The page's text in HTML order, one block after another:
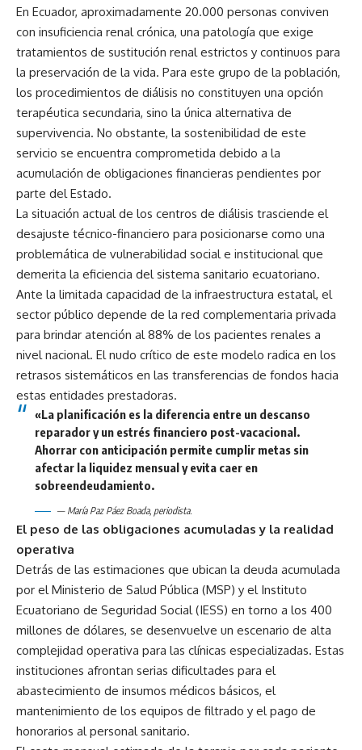
En Ecuador, aproximadamente 20.000 personas conviven
con insuficiencia renal crónica, una patología que exige
tratamientos de sustitución renal estrictos y continuos para
la preservación de la vida. Para este grupo de la población,
los procedimientos de diálisis no constituyen una opción
terapéutica secundaria, sino la única alternativa de
supervivencia. No obstante, la sostenibilidad de este
servicio se encuentra comprometida debido a la
acumulación de obligaciones financieras pendientes por
parte del Estado.
La situación actual de los centros de diálisis trasciende el
desajuste técnico-financiero para posicionarse como una
problemática de vulnerabilidad social e institucional que
demerita la eficiencia del sistema sanitario ecuatoriano.
Ante la limitada capacidad de la infraestructura estatal, el
sector público depende de la red complementaria privada
para brindar atención al 88% de los pacientes renales a
nivel nacional. El nudo crítico de este modelo radica en los
retrasos sistemáticos en las transferencias de fondos hacia
estas entidades prestadoras.
«La planificación es la diferencia entre un descanso
reparador y un estrés financiero post-vacacional.
Ahorrar con anticipación permite cumplir metas sin
afectar la liquidez mensual y evita caer en
sobreendeudamiento.
— María Paz Páez Boada, periodista.
El peso de las obligaciones acumuladas y la realidad
operativa
Detrás de las estimaciones que ubican la deuda acumulada
por el Ministerio de Salud Pública (MSP) y el Instituto
Ecuatoriano de Seguridad Social (IESS) en torno a los 400
millones de dólares, se desenvuelve un escenario de alta
complejidad operativa para las clínicas especializadas. Estas
instituciones afrontan serias dificultades para el
abastecimiento de insumos médicos básicos, el
mantenimiento de los equipos de filtrado y el pago de
honorarios al personal sanitario.